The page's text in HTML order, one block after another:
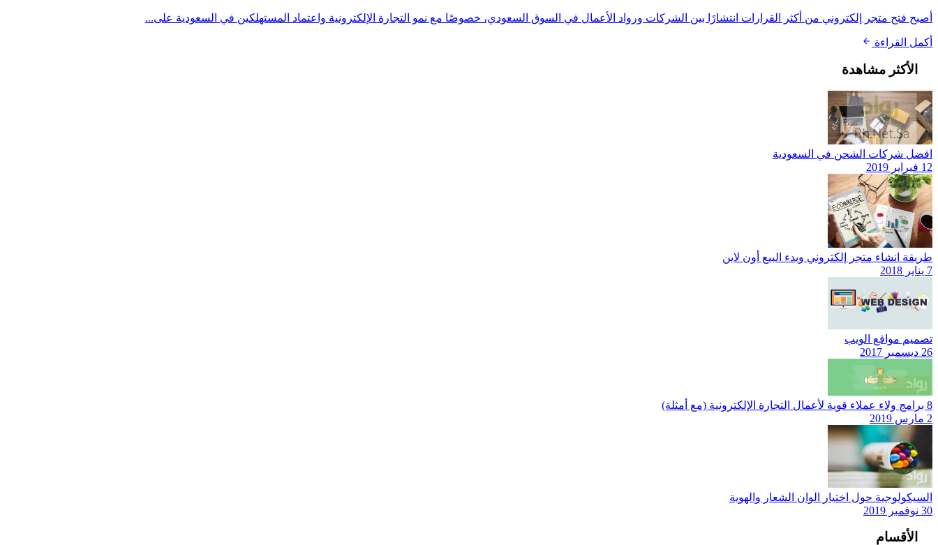
أصبح فتح متجر إلكتروني من أكثر القرارات انتشارًا بين الشركات ورواد الأعمال في السوق السعودي، خصوصًا مع نمو التجارة الإلكترونية واعتماد المستهلكين في السعودية على...
أكمل القراءة
الأكثر مشاهدة
افضل شركات الشحن في السعودية
12 فبراير 2019
طريقة انشاء متجر إلكتروني وبدء البيع أون لاين
7 يناير 2018
تصميم مواقع الويب
26 ديسمبر 2017
8 برامج ولاء عملاء قوية لأعمال التجارة الإلكترونية (مع أمثلة)
2 مارس 2019
السيكولوجية حول اختيار الوان الشعار والهوية
30 نوفمبر 2019
الأقسام